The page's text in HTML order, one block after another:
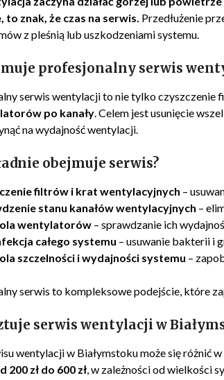
to znak, że czas na serwis. Przedłużenie
z pleśnią lub uszkodzeniami systemu.
profesjonalny serwis
serwis wentylacji to nie tylko czyszczenie
po kanały. Celem jest usunięcie
na wydajność wentylacji.
obejmuje serwis?
filtrów i krat wentylacyjnych –
stanu kanałów wentylacyjnych –
wentylatorów – sprawdzanie ich
całego systemu – usuwanie bakterii i
szczelności i wydajności systemu –
serwis to kompleksowe podejście, które
serwis wentylacji w
wentylacji w Białymstoku może się różnić
200 zł do 600 zł, w zależności od wielkości